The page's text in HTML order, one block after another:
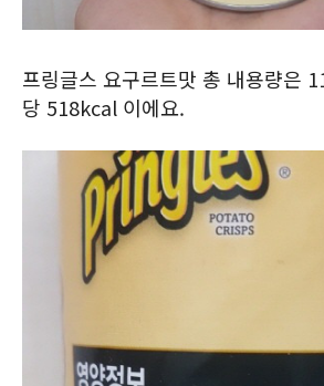
프링글스 요구르트맛 총 내용량은
당 518kcal 이에요.